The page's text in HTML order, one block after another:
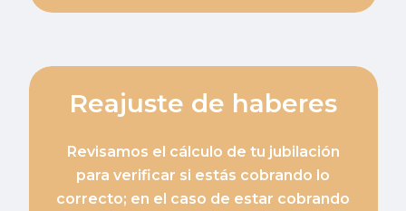
Reajuste de haberes
Revisamos el cálculo de tu jubilación
para verificar si estás cobrando lo
correcto; en el caso de estar cobrando